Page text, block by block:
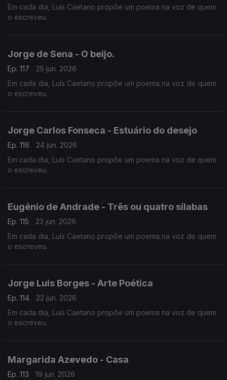
Em cada dia, Luís Caetano propõe um poema na voz de quem
o escreveu.
Jorge de Sena - O beijo.
Ep. 117
25 jun. 2026
Em cada dia, Luís Caetano propõe um poema na voz de quem
o escreveu.
Jorge Carlos Fonseca - Estuário do desejo
Ep. 116
24 jun. 2026
Em cada dia, Luís Caetano propõe um poema na voz de quem
o escreveu.
Eugénio de Andrade - Três ou quatro sílabas
Ep. 115
23 jun. 2026
Em cada dia, Luís Caetano propõe um poema na voz de quem
o escreveu.
Jorge Luis Borges - Arte Poética
Ep. 114
22 jun. 2026
Em cada dia, Luís Caetano propõe um poema na voz de quem
o escreveu.
Margarida Azevedo - Casa
Ep. 113
19 jun. 2026